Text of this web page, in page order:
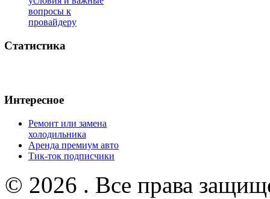
вопросы к
провайдеру
Статистика
Интересное
Ремонт или замена
холодильника
Аренда премиум авто
Тик-ток подписчики
© 2026 . Все права